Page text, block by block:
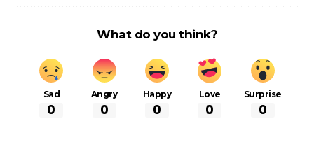
What do you think?
Sad
0
Angry
0
Happy
0
Love
0
Surprise
0